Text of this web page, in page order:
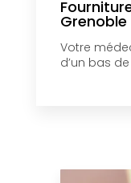
Votre
d’un bas